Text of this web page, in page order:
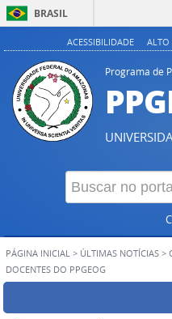
BRASIL
ACESSIBILIDADE ALTO
Programa de
PÁGINA INICIAL > ÚLTIMAS NOTÍCIAS >
DOCENTES DO PPGEOG